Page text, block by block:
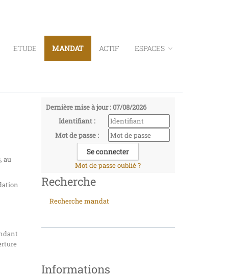
ETUDE MANDAT ACTIF ESPACES
Dernière mise à jour : 07/08/2026
Identifiant :
Mot de passe :
Mot de passe oublié ?
Recherche
Recherche mandat
Informations
au